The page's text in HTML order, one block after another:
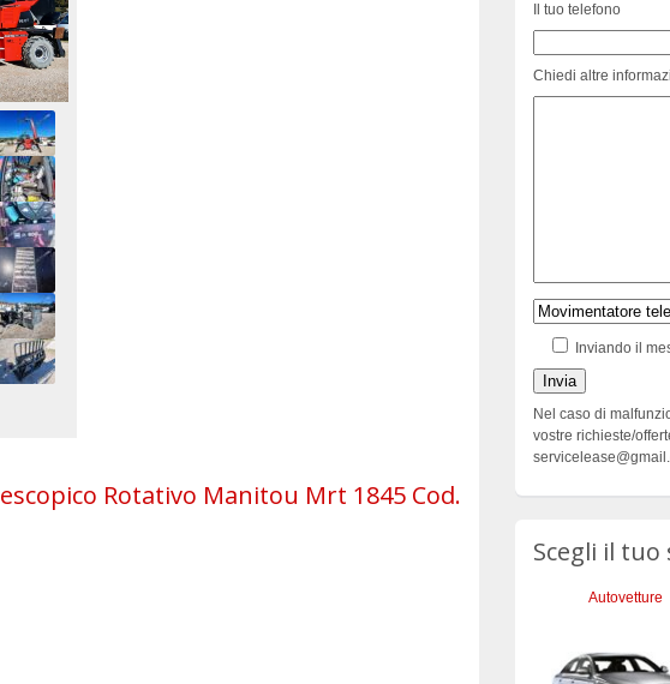
Rotativo Manitou Mrt 1845 Cod.
Il tuo telefono
Chiedi altre
Inviando il
Nel caso di
vostre richieste/
Scegli il
Autovetture